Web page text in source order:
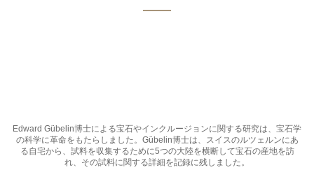
Edward Gübelin博士による宝石やインクルージョンに関する研究は、宝石学
の科学に革命をもたらしました。Gübelin博士は、スイスのルツェルンにあ
る自宅から、試料を収集するために5つの大陸を横断して宝石の産地を訪
れ、その試料に関する詳細を記録に残しました。